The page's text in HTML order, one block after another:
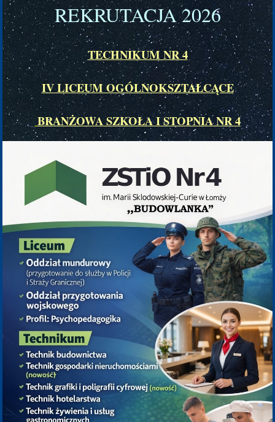
REKRUTACJA 2026
TECHNIKUM NR 4
IV LICEUM OGÓLNOKSZTAŁCĄCE
BRANŻOWA SZKOŁA I STOPNIA NR 4